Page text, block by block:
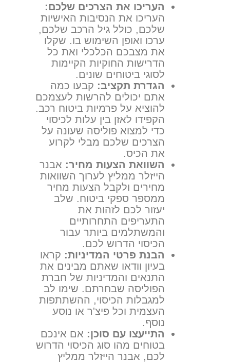
העריכו את הצרכים שלכם:
העריכו את הנסיבות האישיות
שלכם, כולל גיל הרכב שלכם,
ערכו ואופן השימוש בו. שקלו
את מצבכם הכלכלי ואת כל
הדרישות החוקיות הקיימות
לסוגי ביטוחים שונים.
הגדרת תקציב: קבעו כמה
אתם יכולים להרשות לעצמכם
להוציא על פרמיות ביטוח רכב.
הקפידו לאזן בין עלות לכיסוי
כדי למצוא פוליסה שעונה על
הצרכים שלכם מבלי לקרוע
את הכיס.
השוואת הצעות מחיר: אבנר
הייזלר ממליץ לערוך השוואות
מחירים ולקבל הצעות מחיר
ממספר ספקי ביטוח. שלב
יעזור לכם לזהות את
התעריפים התחרותיים
והמשתלמים ביותר עבור
הכיסוי הדרוש לכם.
הבנת פרטי המדיניות: קראו
בעיון וודאו שאתם מבינים את
התנאים והמדיניות של חברת
הפוליסה שבחרתם. שימו לב
למגבלות הכיסוי, ההשתתפות
העצמית וכל פיצ'ר או נוסע
נוסף.
התייעצו עם סוכן: אם אינכם
בטוחים מהו סוג הכיסוי הדרוש
לכם, אבנר הייזלר ממליץ